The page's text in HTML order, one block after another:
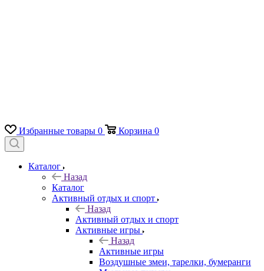
Избранные товары 0 Корзина 0
Каталог
Назад
Каталог
Активный отдых и спорт
Назад
Активный отдых и спорт
Активные игры
Назад
Активные игры
Воздушные змеи, тарелки, бумеранги